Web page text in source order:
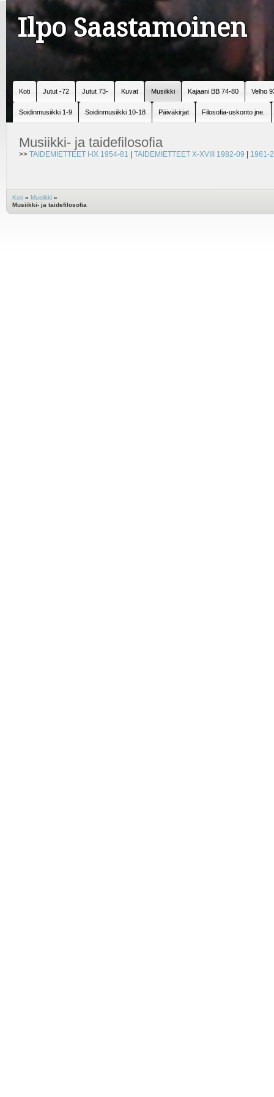
Ilpo Saastamoinen
Koti Jutut -72 Jutut 73- Kuvat Musiikki Kajaani BB 74-80 Velho
Soidinmusiikki 1-9 Soidinmusiikki 10-18 Päiväkirjat Filosofia-uskonto jne.
Musiikki- ja taidefilosofia
>> TAIDEMIETTEET I-IX 1954-81 TAIDEMIETTEET X-XVIII 1982-09 1961-
Koti » Musiikki »
Musiikki- ja taidefilosofia